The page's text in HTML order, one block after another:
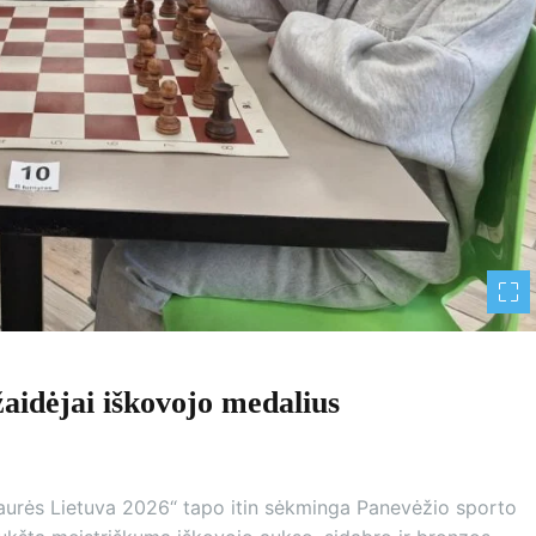
iškovojo medalius
Lietuva 2026“ tapo itin sėkminga Panevėžio sporto